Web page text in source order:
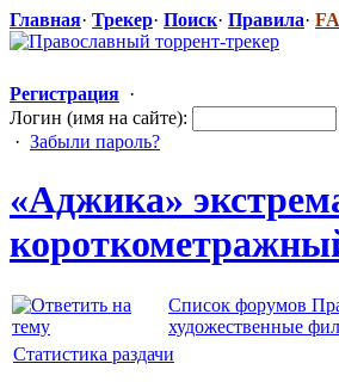
Главная· Трекер· Поиск· Правила·
Регистрация ·
Логин (имя на сайте):
· Забыли пароль?
«Аджика»
короткометра
Список форумов
художественные
Статистика раздачи